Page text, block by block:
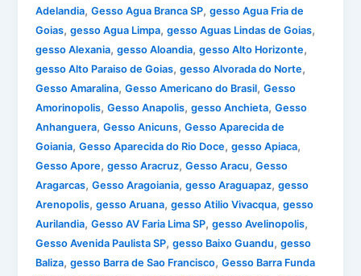
Adelandia,Gesso Agua Branca SP,gesso Agua Fria de
Goias,gesso Agua Limpa,gesso Aguas Lindas de Goias,
gesso Alexania,gesso Aloandia,gesso Alto Horizonte,
gesso Alto Paraiso de Goias,gesso Alvorada do Norte,
Gesso Amaralina,Gesso Americano do Brasil,Gesso
Amorinopolis,Gesso Anapolis,gesso Anchieta,Gesso
Anhanguera,Gesso Anicuns,Gesso Aparecida de
Goiania,Gesso Aparecida do Rio Doce,gesso Apiaca,
Gesso Apore,gesso Aracruz,Gesso Aracu,Gesso
Aragarcas,Gesso Aragoiania,gesso Araguapaz,gesso
Arenopolis,gesso Aruana,gesso Atilio Vivacqua,gesso
Aurilandia,Gesso AV Faria Lima SP,gesso Avelinopolis,
Gesso Avenida Paulista SP,gesso Baixo Guandu,gesso
Baliza,gesso Barra de Sao Francisco,Gesso Barra Funda